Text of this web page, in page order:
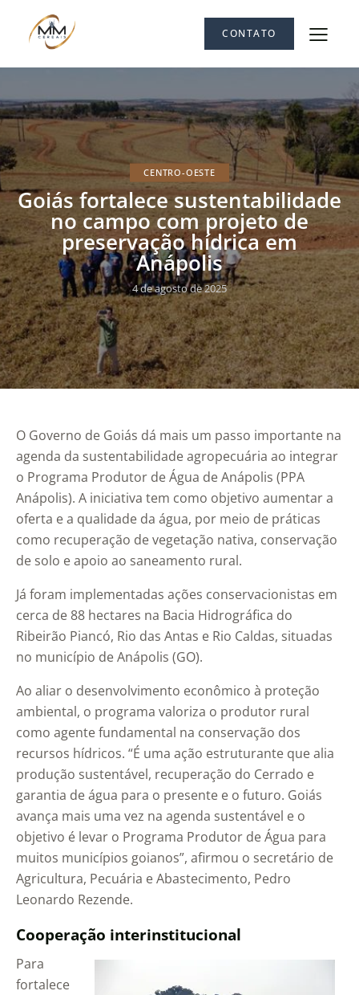
CONTATO
CENTRO-OESTE
Goiás fortalece sustentabilidade
no campo com projeto de
preservação hídrica em
Anápolis
4 de agosto de 2025
O Governo de Goiás dá mais um passo importante na
agenda da sustentabilidade agropecuária ao integrar
o Programa Produtor de Água de Anápolis (PPA
Anápolis). A iniciativa tem como objetivo aumentar a
oferta e a qualidade da água, por meio de práticas
como recuperação de vegetação nativa, conservação
de solo e apoio ao saneamento rural.
Já foram implementadas ações conservacionistas em
cerca de 88 hectares na Bacia Hidrográfica do
Ribeirão Piancó, Rio das Antas e Rio Caldas, situadas
no município de Anápolis (GO).
Ao aliar o desenvolvimento econômico à proteção
ambiental, o programa valoriza o produtor rural
como agente fundamental na conservação dos
recursos hídricos. “É uma ação estruturante que alia
produção sustentável, recuperação do Cerrado e
garantia de água para o presente e o futuro. Goiás
avança mais uma vez na agenda sustentável e o
objetivo é levar o Programa Produtor de Água para
muitos municípios goianos”, afirmou o secretário de
Agricultura, Pecuária e Abastecimento, Pedro
Leonardo Rezende.
Cooperação interinstitucional
Para
fortalece